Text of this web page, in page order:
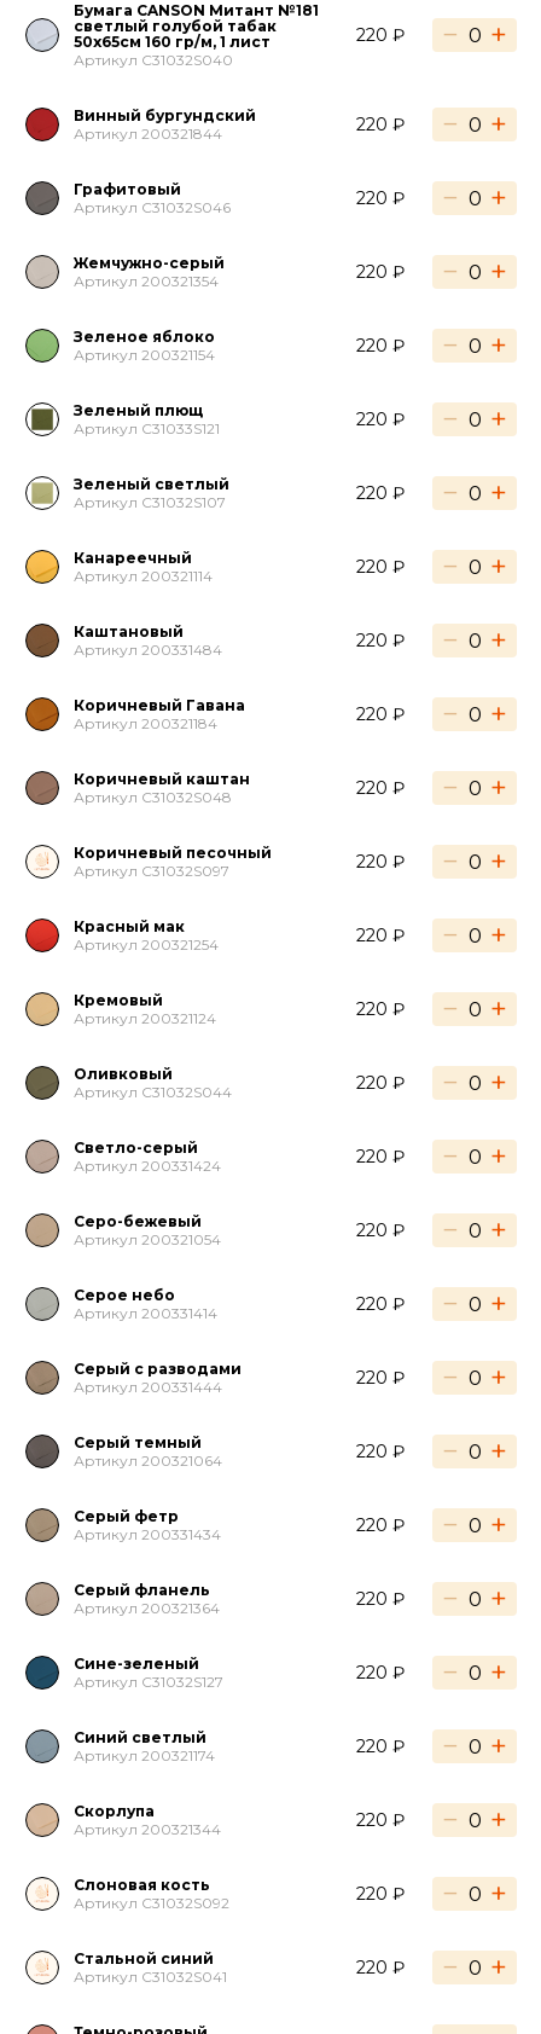
Бумага CANSON Митант №181
светлый голубой табак
50х65см 160 гр/м, 1 лист
Артикул C31032S040
220 ₽ − +
Винный бургундский
Артикул 200321844
220 ₽ − +
Графитовый
Артикул C31032S046
220 ₽ − +
Жемчужно-серый
Артикул 200321354
220 ₽ − +
Зеленое яблоко
Артикул 200321154
220 ₽ − +
Зеленый плющ
Артикул C31033S121
220 ₽ − +
Зеленый светлый
Артикул C31032S107
220 ₽ − +
Канареечный
Артикул 200321114
220 ₽ − +
Каштановый
Артикул 200331484
220 ₽ − +
Коричневый Гавана
Артикул 200321184
220 ₽ − +
Коричневый каштан
Артикул C31032S048
220 ₽ − +
Коричневый песочный
Артикул C31032S097
220 ₽ − +
Красный мак
Артикул 200321254
220 ₽ − +
Кремовый
Артикул 200321124
220 ₽ − +
Оливковый
Артикул C31032S044
220 ₽ − +
Светло-серый
Артикул 200331424
220 ₽ − +
Серо-бежевый
Артикул 200321054
220 ₽ − +
Серое небо
Артикул 200331414
220 ₽ − +
Серый с разводами
Артикул 200331444
220 ₽ − +
Серый темный
Артикул 200321064
220 ₽ − +
Серый фетр
Артикул 200331434
220 ₽ − +
Серый фланель
Артикул 200321364
220 ₽ − +
Сине-зеленый
Артикул C31032S127
220 ₽ − +
Синий светлый
Артикул 200321174
220 ₽ − +
Скорлупа
Артикул 200321344
220 ₽ − +
Слоновая кость
Артикул C31032S092
220 ₽ − +
Стальной синий
Артикул C31032S041
220 ₽ − +